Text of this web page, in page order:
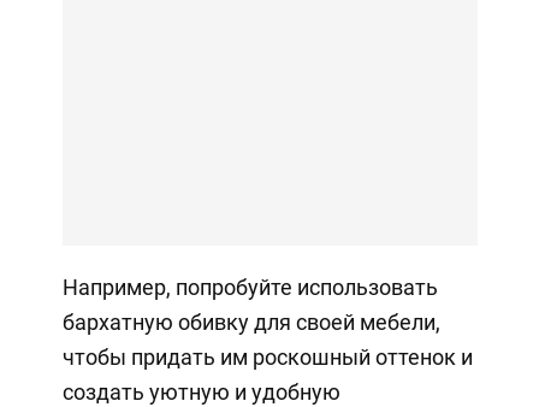
Например, попробуйте использовать
бархатную обивку для своей мебели,
чтобы придать им роскошный оттенок и
создать уютную и удобную